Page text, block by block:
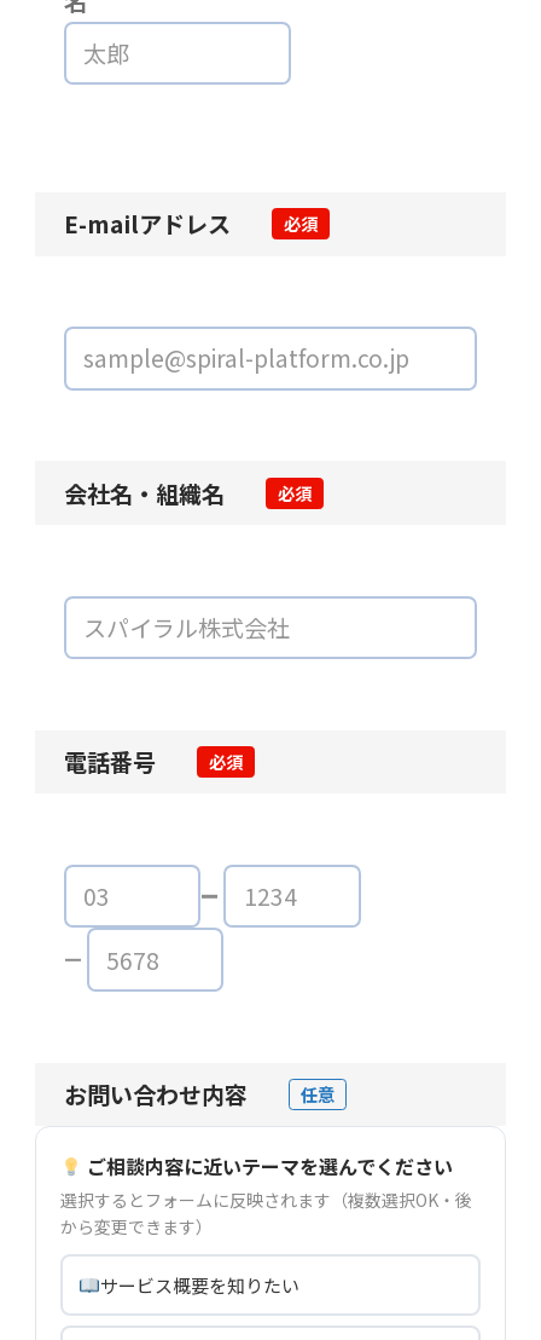
E-mailアドレス 必須
会社名・組織名 必須
電話番号 必須
お問い合わせ内容 任意
ご相談内容に近いテーマを選んでください
選択するとフォームに反映されます（複数選択OK・後
から変更できます）
サービス概要を知りたい